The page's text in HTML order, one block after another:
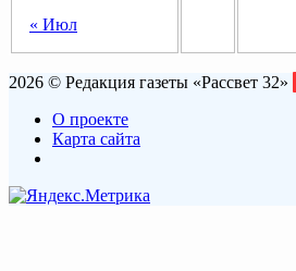
« Июл
2026 © Редакция газеты «Рассвет 32»
О проекте
Карта сайта